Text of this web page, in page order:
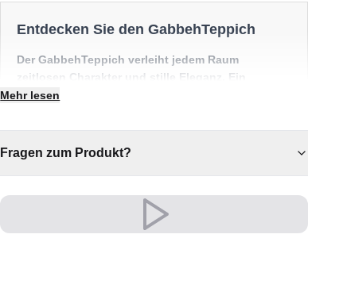
Entdecken Sie den GabbehTeppich
Der GabbehTeppich verleiht jedem Raum
zeitlosen Charakter und stille Eleganz. Ein
besonderes Stück, das einen Raum mühelos in
✔ Passt zu moderner und klassischer Einrichtung
✔ Ein markantes Dekostück
✔ Vielseitiger Stil für jeden Raum
✔ Ein echter Blickfang für Ihr Zuhause
Mehr lesen
Fragen zum Produkt?